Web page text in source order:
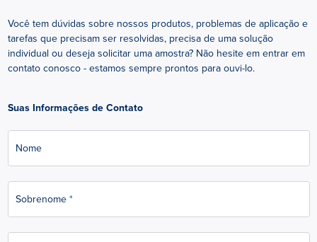
Você tem dúvidas sobre nossos produtos, problemas de aplicação e
tarefas que precisam ser resolvidas, precisa de uma solução
individual ou deseja solicitar uma amostra? Não hesite em entrar em
contato conosco - estamos sempre prontos para ouvi-lo.
Suas Informações de Contato
Nome
Sobrenome